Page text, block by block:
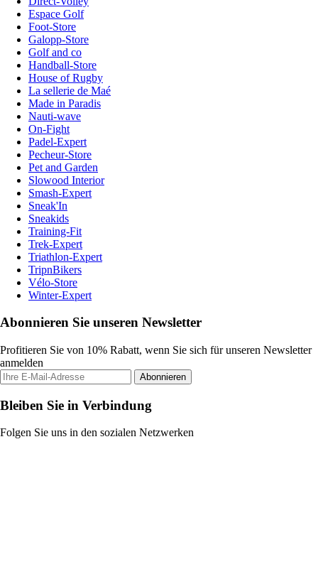
Espace Golf
Foot-Store
Galopp-Store
Golf and co
Handball-Store
House of Rugby
La sellerie de Maé
Made in Paradis
Nauti-wave
On-Fight
Padel-Expert
Pecheur-Store
Pet and Garden
Slowood Interior
Smash-Expert
Sneak'In
Sneakids
Training-Fit
Trek-Expert
Triathlon-Expert
TripnBikers
Vélo-Store
Winter-Expert
Abonnieren Sie unseren Newsletter
Profitieren Sie von 10% Rabatt, wenn Sie sich für unseren Newsletter
anmelden
Abonnieren
Bleiben Sie in Verbindung
Folgen Sie uns in den sozialen Netzwerken